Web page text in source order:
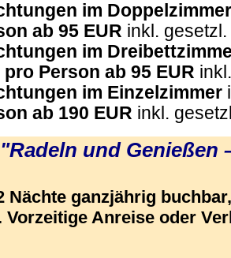
im
ab 95 EUR inkl.
im
pro Person ab 95 EUR
im Einzelzimmer
ab 190 EUR inkl.
"Radeln und Genießen
Nächte ganzjährig
Vorzeitige Anreise oder